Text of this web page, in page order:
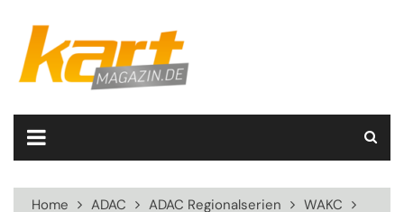
content
Home ADAC ADAC Regionalserien
WAKC